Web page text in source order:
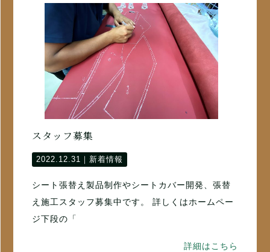
スタッフ募集
2022.12.31｜ 新着情報
シート張替え製品制作やシートカバー開発、張替
え施工スタッフ募集中です。 詳しくはホームペー
ジ下段の「
詳細はこちら